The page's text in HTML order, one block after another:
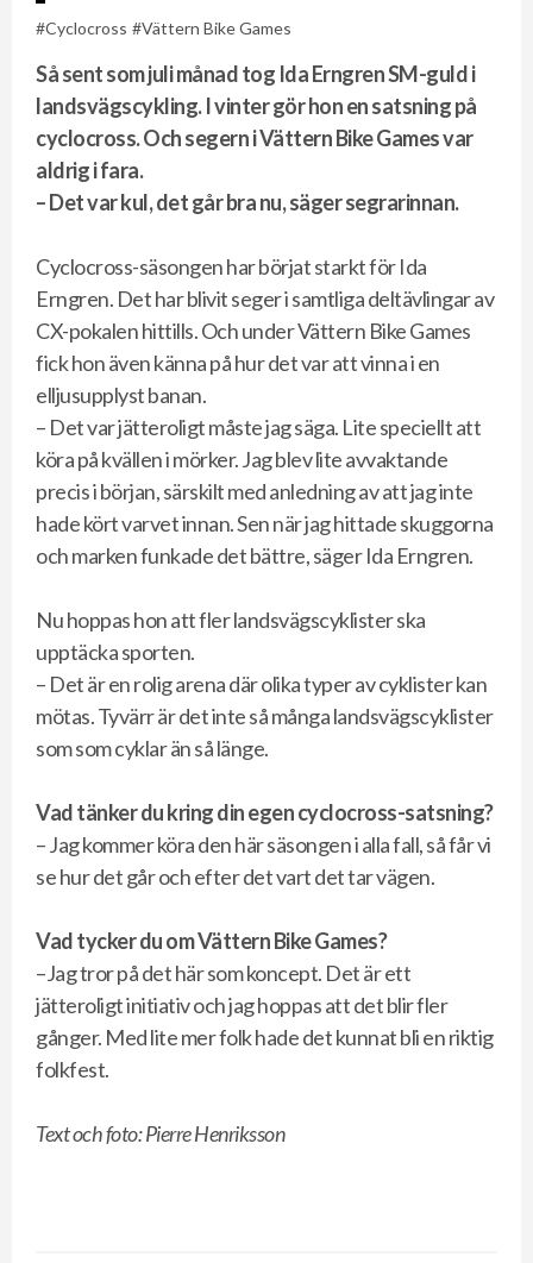
Cyclocross Vättern Bike Games
Så sent som juli månad tog Ida Erngren SM-guld i
landsvägscykling. I vinter gör hon en satsning på
cyclocross. Och segern i Vättern Bike Games var
aldrig i fara.
– Det var kul, det går bra nu, säger segrarinnan.
Cyclocross-säsongen har börjat starkt för Ida
Erngren. Det har blivit seger i samtliga deltävlingar av
CX-pokalen hittills. Och under Vättern Bike Games
fick hon även känna på hur det var att vinna i en
elljusupplyst banan.
– Det var jätteroligt måste jag säga. Lite speciellt att
köra på kvällen i mörker. Jag blev lite avvaktande
precis i början, särskilt med anledning av att jag inte
hade kört varvet innan. Sen när jag hittade skuggorna
och marken funkade det bättre, säger Ida Erngren.
Nu hoppas hon att fler landsvägscyklister ska
upptäcka sporten.
– Det är en rolig arena där olika typer av cyklister kan
mötas. Tyvärr är det inte så många landsvägscyklister
som som cyklar än så länge.
Vad tänker du kring din egen cyclocross-satsning?
– Jag kommer köra den här säsongen i alla fall, så får vi
se hur det går och efter det vart det tar vägen.
Vad tycker du om Vättern Bike Games?
–Jag tror på det här som koncept. Det är ett
jätteroligt initiativ och jag hoppas att det blir fler
gånger. Med lite mer folk hade det kunnat bli en riktig
folkfest.
Text och foto: Pierre Henriksson